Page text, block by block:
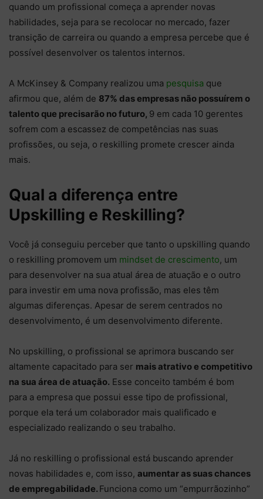
quando um profissional começa a aprender novas
habilidades, seja para se recolocar no mercado, fazer
transição de carreira ou quando a empresa percebe que é
possível desenvolver os talentos internos.
A McKinsey & Company realizou uma pesquisa que
afirmou que, além de 87% das empresas não possuírem o
talento que precisarão no futuro, 9 em cada 10 gerentes
sofrem com a escassez de competências nas suas
profissões, ou seja, o reskilling promete crescer ainda
mais.
Qual a diferença entre
Upskilling e Reskilling?
Você já conseguiu perceber que tanto o upskilling quando
o reskilling promovem um mindset de crescimento, um
para desenvolver na sua atual área de atuação e o outro
para investir em uma nova profissão, mas eles têm
algumas diferenças. Apesar de serem centrados no
desenvolvimento, é um desenvolvimento diferente.
No upskilling, o profissional se aprimora buscando ser
altamente capacitado para ser mais atrativo e competitivo
na sua área de atuação. Esse conceito também é bom
para a empresa que possui esse tipo de profissional,
porque ela terá um colaborador mais qualificado e
especializado realizando o seu trabalho.
Já no reskilling o profissional está buscando aprender
novas habilidades e, com isso, aumentar as suas chances
de empregabilidade. Funciona como um “empurrãozinho”